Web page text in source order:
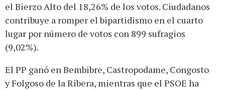
el Bierzo Alto del 18,26% de los votos. Ciudadanos
contribuye a romper el bipartidismo en el cuarto
lugar por número de votos con 899 sufragios
(9,02%).
El PP ganó en Bembibre, Castropodame, Congosto
y Folgoso de la Ribera, mientras que el PSOE ha